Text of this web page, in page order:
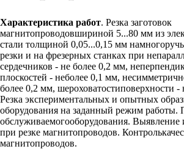
Характеристика работ. Резка заготовок
магнитопроводовшириной 5...80 мм из
стали толщиной 0,05...0,15 мм
резки и на фрезерных станках при
сердечников - не более 0,2 мм,
плоскостей - неболее 0,1 мм,
более 0,2 мм, шероховатостиповерхности
Резка экспериментальных и опытных
оборудования на заданный режим работы.
обслуживаемогооборудования. Выявление
при резке магнитопроводов.
магнитопроводов.